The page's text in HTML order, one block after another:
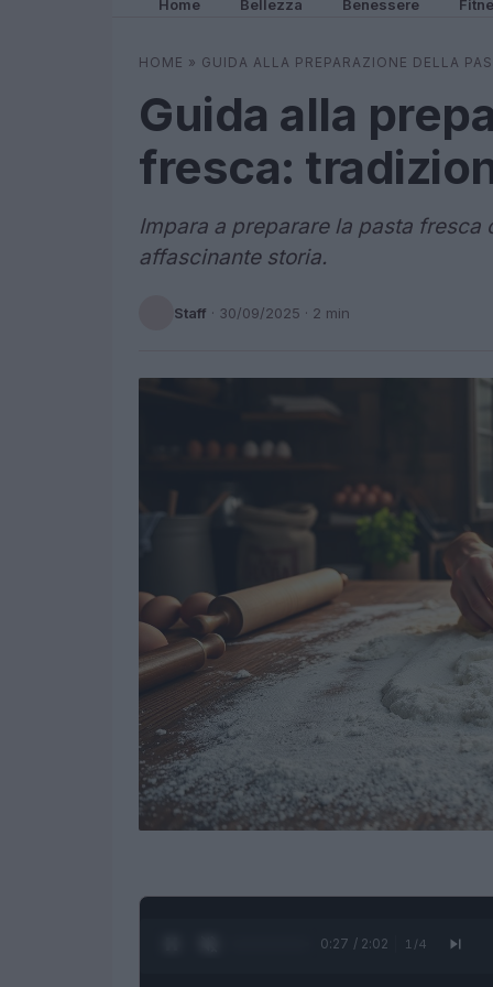
Home Bellezza Benessere
HOME » GUIDA ALLA PREPARAZIONE DELLA
Guida alla
fresca:
Impara a preparare la pasta
affascinante storia.
Staff · 30/09/2025 · 2 min
0:28 / 2:02 1 /4